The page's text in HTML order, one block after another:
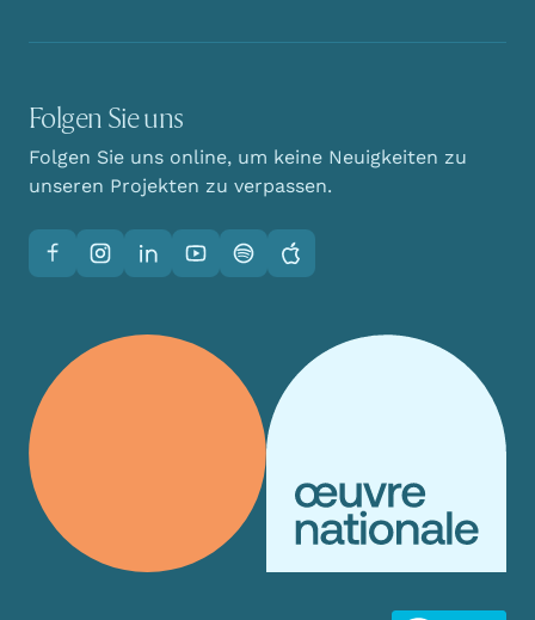
Folgen Sie uns
Folgen Sie uns online, um keine Neuigkeiten zu
unseren Projekten zu verpassen.
FacebookInstagramLinkedInYouTubeSpotifyApple